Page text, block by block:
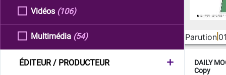
Vidéos (106)
Multimédia (54)
ÉDITEUR / PRODUCTEUR
Parution
DAILY
Copy